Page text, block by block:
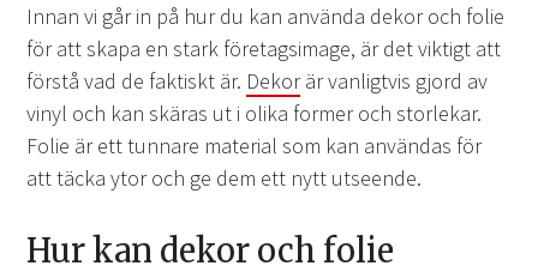
Innan vi går in på hur du kan använda dekor och folie
för att skapa en stark företagsimage, är det viktigt att
förstå vad de faktiskt är. Dekorär vanligtvis gjord av
vinyl och kan skäras ut i olika former och storlekar.
Folie är ett tunnare material som kan användas för
att täcka ytor och ge dem ett nytt utseende.
Hur kan dekor och folie